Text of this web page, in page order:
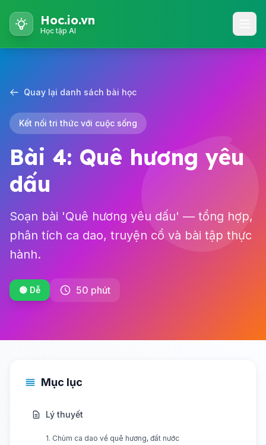
Hoc.io.vn
Học tập AI
Quay lại danh sách bài học
Kết nối tri thức với cuộc sống
Bài 4: Quê hương yêu
dấu
Soạn bài 'Quê hương yêu dấu' — tổng hợp,
phân tích ca dao, truyện cổ và bài tập thực
hành.
🟢 Dễ 50 phút
Mục lục
Lý thuyết
1. Chùm ca dao về quê hương, đất nước